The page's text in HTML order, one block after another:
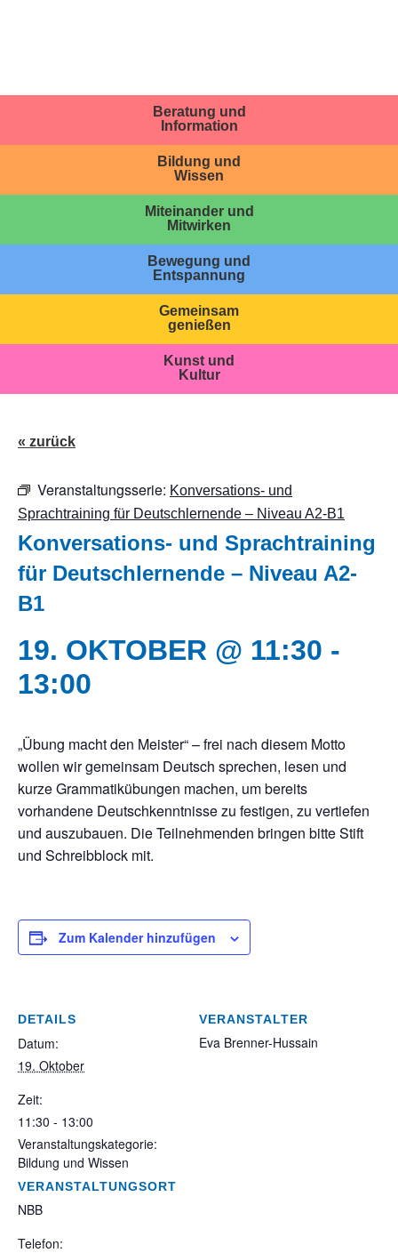
Beratung und
Information
Bildung und
Wissen
Miteinander und
Mitwirken
Bewegung und
Entspannung
Gemeinsam
genießen
Kunst und
Kultur
« zurück
Veranstaltungsserie: Konversations- und
Sprachtraining für Deutschlernende – Niveau A2-B1
Konversations- und Sprachtraining
für Deutschlernende – Niveau A2-
B1
19. OKTOBER @ 11:30 -
13:00
„Übung macht den Meister“ – frei nach diesem Motto
wollen wir gemeinsam Deutsch sprechen, lesen und
kurze Grammatikübungen machen, um bereits
vorhandene Deutschkenntnisse zu festigen, zu vertiefen
und auszubauen. Die Teilnehmenden bringen bitte Stift
und Schreibblock mit.
Zum Kalender hinzufügen
DETAILS
Datum:
19. Oktober
Zeit:
11:30 - 13:00
Veranstaltungskategorie:
Bildung und Wissen
VERANSTALTUNGSORT
NBB
Telefon:
VERANSTALTER
Eva Brenner-Hussain